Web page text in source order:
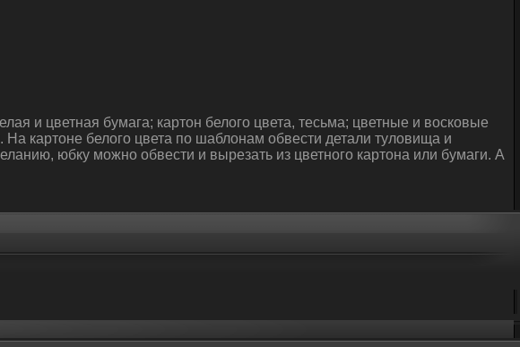
и цветная бумага; картон белого цвета, тесьма; цветные и восковые
картоне белого цвета по шаблонам обвести детали туловища и
юбку можно обвести и вырезать из цветного картона или бумаги. А